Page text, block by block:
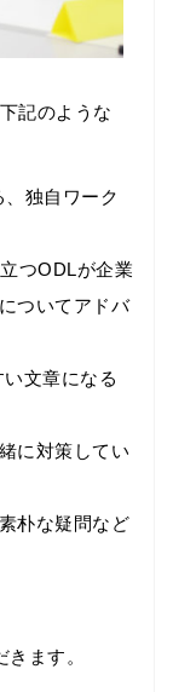
記のような
独自ワーク
つODLが企業
ついてアドバ
文章になる
に対策してい
朴な疑問など
ます。